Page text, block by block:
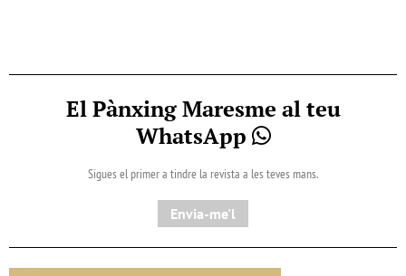
El Pànxing Maresme al teu
WhatsApp
Sigues el primer a tindre la revista a les teves mans.
Envia-me'l